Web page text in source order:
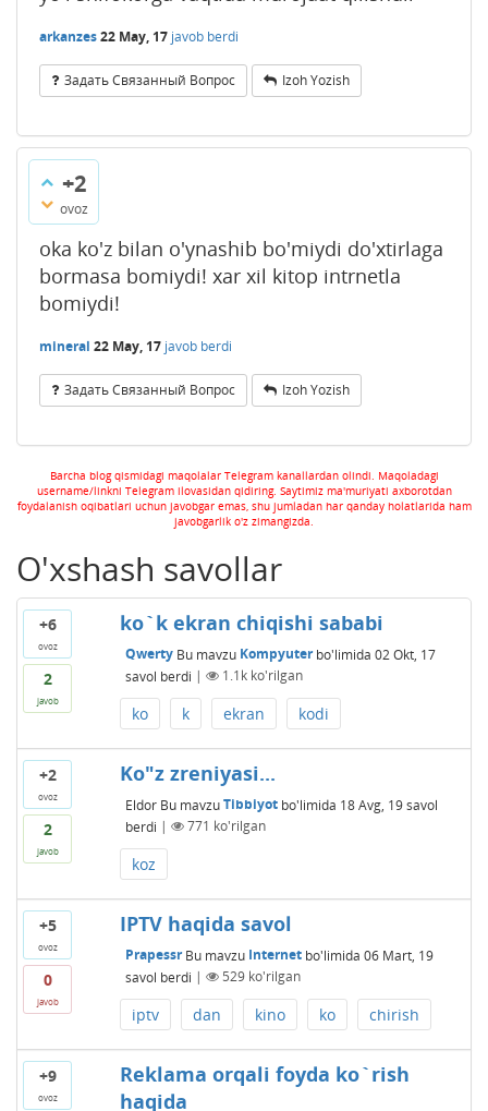
arkanzes22 May, 17 javob berdi
Задать Связанный Вопрос Izoh Yozish
+2
ovoz
oka ko'z bilan o'ynashib bo'miydi do'xtirlaga
bormasa bomiydi! xar xil kitop intrnetla
bomiydi!
mineral 22 May, 17 javob berdi
Задать Связанный Вопрос Izoh Yozish
Barcha blog qismidagi maqolalar Telegram kanallardan olindi. Maqoladagi
username/linkni Telegram ilovasidan qidiring. Saytimiz ma'muriyati axborotdan
foydalanish oqibatlari uchun javobgar emas, shu jumladan har qanday holatlarida ham
javobgarlik o'z zimangizda.
O'xshash savollar
+6
ovoz
2
javob
ko`k ekran chiqishi sababi
Qwerty Bu mavzu Kompyuterbo'limida 02 Okt, 17
savol berdi | 1.1kko'rilgan
ko k ekran kodi
+2
ovoz
2
javob
Ko"z zreniyasi...
Eldor Bu mavzuTibbiyotbo'limida 18 Avg, 19 savol
berdi | 771 ko'rilgan
koz
+5
ovoz
0
javob
IPTV haqida savol
Prapessr Bu mavzu Internetbo'limida 06 Mart, 19
savol berdi | 529ko'rilgan
iptv dan kino ko chirish
+9
ovoz
Reklama orqali foyda ko`rish
haqida